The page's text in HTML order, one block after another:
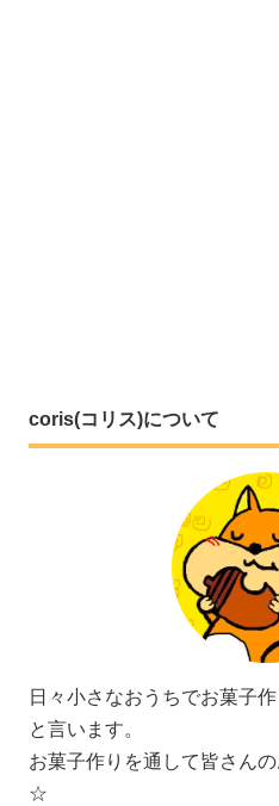
coris(コリス)について
日々小さなおうちでお菓子
と言います。
お菓子作りを通して皆さん
☆